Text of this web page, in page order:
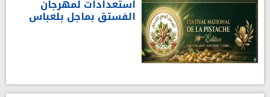
استعدادات لمهرجان
الفستق بماجل بلعباس